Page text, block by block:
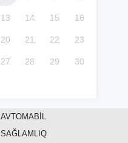
13 14 15 16
20 21 22 23
27 28 29 30
AVTOMABİL
SAĞLAMLIQ